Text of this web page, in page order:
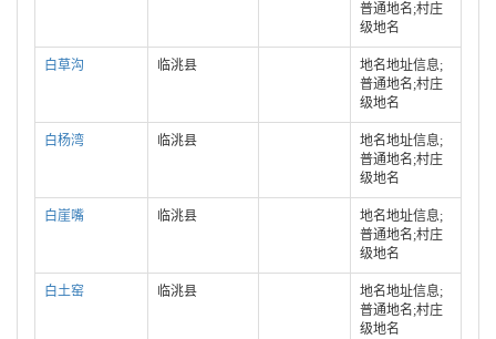
普通地名;村庄
级地名
白草沟 临洮县
地名地址信息;
普通地名;村庄
级地名
白杨湾 临洮县
地名地址信息;
普通地名;村庄
级地名
白崖嘴 临洮县
地名地址信息;
普通地名;村庄
级地名
白土窑 临洮县
地名地址信息;
普通地名;村庄
级地名